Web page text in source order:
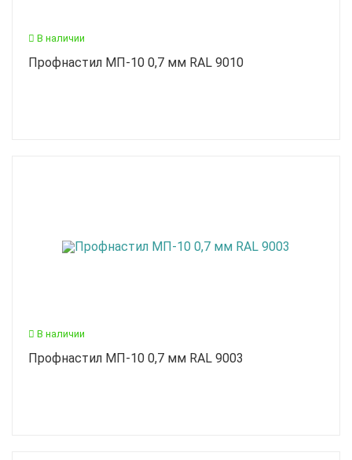
В наличии
Профнастил МП-10 0,7 мм RAL 9010
В наличии
Профнастил МП-10 0,7 мм RAL 9003